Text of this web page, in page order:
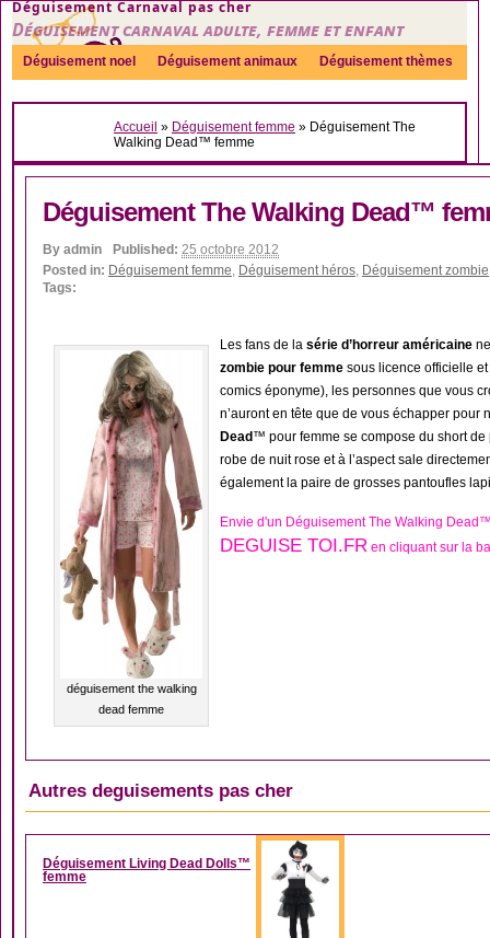
Déguisement Carnaval pas cher
Déguisement carnaval adulte, femme et enfant
Déguisement noel Déguisement animaux Déguisement thèmes
Sexy Déguisement couple Déguisements par genre Idées
Accueil » Déguisement femme » Déguisement The
Walking Dead™ femme
Déguisement The Walking Dead™
By admin Published: 25 octobre 2012
Posted in: Déguisement femme, Déguisement héros, Déguisement zombie
Tags:
déguisement the walking
dead femme
Les fans de la série d’horreur américaine
zombie pour femme sous licence officielle
comics éponyme), les personnes que vous
n’auront en tête que de vous échapper pour
Dead ™ pour femme se compose du short
robe de nuit rose et à l’aspect sale
également la paire de grosses pantoufles
Envie d'un Déguisement The Walking
DEGUISE TOI.FR en cliquant sur la
Autres deguisements pas cher
DÉGUISEMENT
Déguisement Living Dead Dolls™
femme